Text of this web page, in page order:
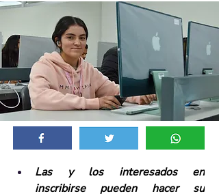
Las y los interesados en
inscribirse pueden hacer su